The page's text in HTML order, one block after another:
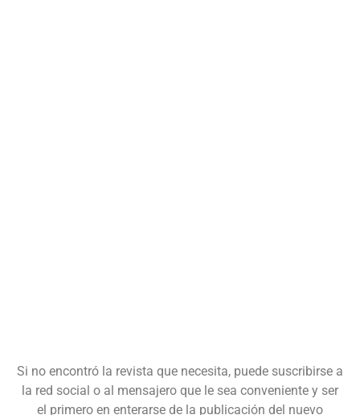
Si no encontró la revista que necesita, puede suscribirse a
la red social o al mensajero que le sea conveniente y ser
el primero en enterarse de la publicación del nuevo